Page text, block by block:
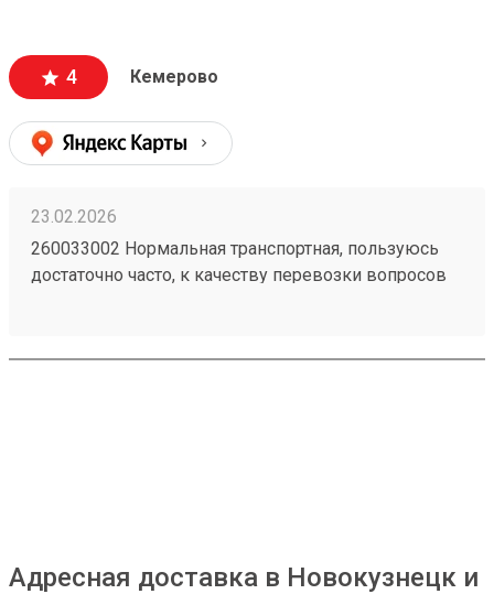
4 Кемерово
23.02.2026
260033002 Нормальная транспортная, пользуюсь
достаточно часто, к качеству перевозки вопросов
приложении.
Адресная доставка в Новокузнецк и